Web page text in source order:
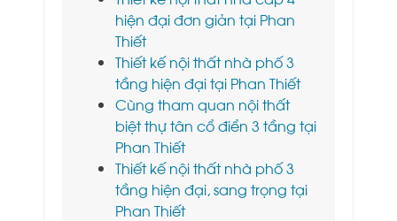
hiện đại đơn giản tại Phan
Thiết
Thiết kế nội thất nhà phố 3
tầng hiện đại tại Phan Thiết
Cùng tham quan nội thất
biệt thự tân cổ điển 3 tầng tại
Phan Thiết
Thiết kế nội thất nhà phố 3
tầng hiện đại, sang trọng tại
Phan Thiết